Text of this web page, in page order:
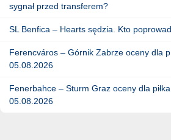
sygnał przed transferem?
SL Benfica – Hearts sędzia. Kto
Ferencváros – Górnik Zabrze oceny dla
05.08.2026
Fenerbahce – Sturm Graz oceny dla
05.08.2026